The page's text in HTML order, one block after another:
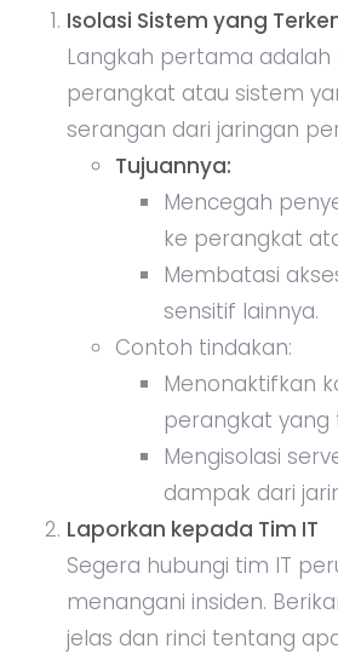
Isolasi Sistem yang
Langkah pertama
perangkat atau sistem
serangan dari jaringan
Tujuannya:
Mencegah
ke perangkat
Membatasi
sensitif lainnya.
Contoh tindakan:
Menonaktifkan
perangkat yang
Mengisolasi
dampak dari
Laporkan kepada Tim IT
Segera hubungi tim IT
menangani insiden.
jelas dan rinci tentang